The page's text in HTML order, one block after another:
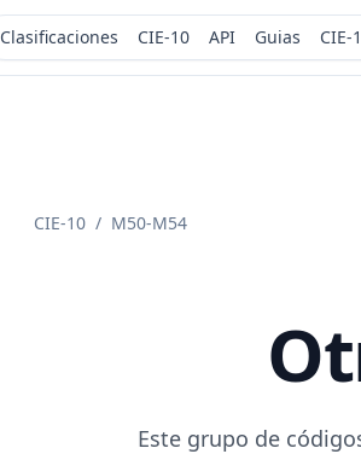
Clasificaciones CIE-10 API Guias CIE-
CIE-10 / M50-M54
Este grupo de